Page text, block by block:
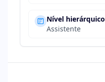
Nível hierárquico
Assistente